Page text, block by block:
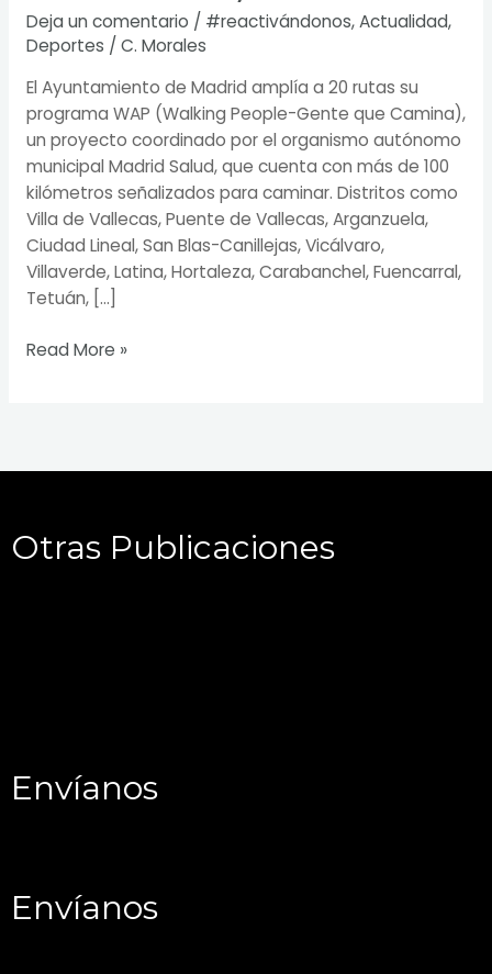
Deja un comentario / #reactivándonos,Actualidad,
Deportes / C. Morales
El Ayuntamiento de Madrid amplía a 20 rutas su
programa WAP (Walking People-Gente que Camina),
un proyecto coordinado por el organismo autónomo
municipal Madrid Salud, que cuenta con más de 100
kilómetros señalizados para caminar. Distritos como
Villa de Vallecas, Puente de Vallecas, Arganzuela,
Ciudad Lineal, San Blas-Canillejas, Vicálvaro,
Villaverde, Latina, Hortaleza, Carabanchel, Fuencarral,
Tetuán, […]
Read More »
Otras Publicaciones
Envíanos
Envíanos